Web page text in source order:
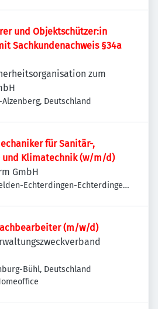
und Objektschützer:in
Sachkundenachweis §34a
zum
Alzenberg, Deutschland
für Sanitär-,
und Klimatechnik (w/m/d)
GmbH
Echterdingen-Echterdingen,
(m/w/d)
Bühl, Deutschland